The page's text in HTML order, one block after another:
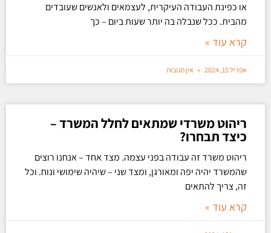
או כפינת העבודה העיקרית, לעצמאים ולאנשים שעובדים
מהבית. ככל שנבלה בה יותר שעות ביום – כך
קרא עוד »
אפריל 15, 2024 אין תגובות
ריהוט משרדי שמתאים לחלל המשרד –
כיצד תבחרו?
ריהוט משרד זה עבודה בפני עצמה. מצד אחד – אנחנו רוצים
שהמשרד יהיה יפה ומאורגן, ומצד שני – שיהיה שימושי ונוח. וכל
זה, צריך להתאים
קרא עוד »